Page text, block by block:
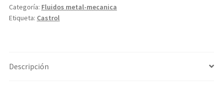
Categoría: Fluidos metal-mecanica
Etiqueta: Castrol
Descripción